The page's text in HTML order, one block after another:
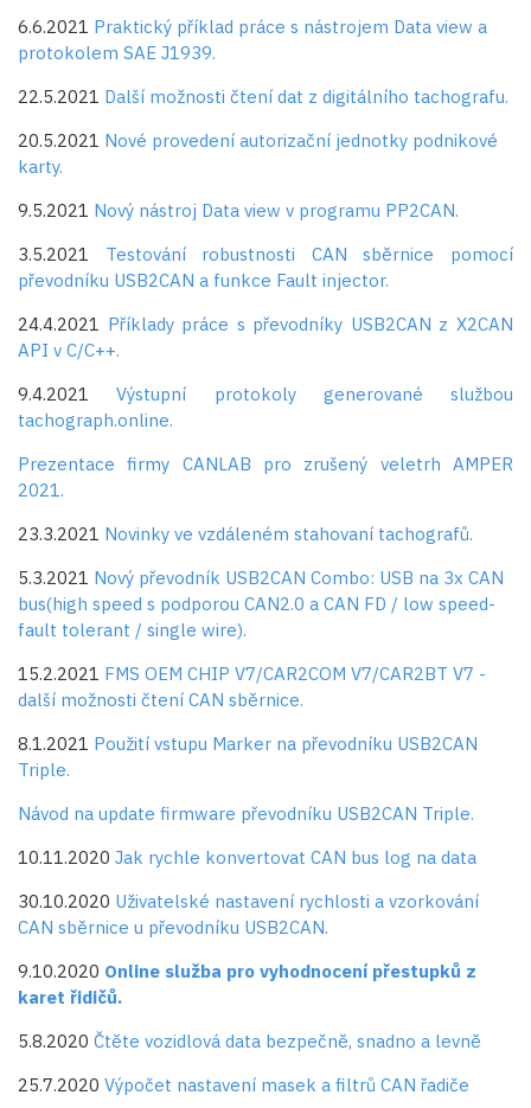
6.6.2021 Praktický příklad práce s nástrojem Data view a
protokolem SAE J1939.
22.5.2021 Další možnosti čtení dat z digitálního tachografu.
20.5.2021 Nové provedení autorizační jednotky podnikové
karty.
9.5.2021 Nový nástroj Data view v programu PP2CAN.
3.5.2021 Testování robustnosti CAN sběrnice pomocí
převodníku USB2CAN a funkce Fault injector.
24.4.2021 Příklady práce s převodníky USB2CAN z X2CAN
API v C/C++.
9.4.2021 Výstupní protokoly generované službou
tachograph.online.
Prezentace firmy CANLAB pro zrušený veletrh AMPER
2021.
23.3.2021 Novinky ve vzdáleném stahovaní tachografů.
5.3.2021 Nový převodník USB2CAN Combo: USB na 3x CAN
bus(high speed s podporou CAN2.0 a CAN FD / low speed-
fault tolerant / single wire).
15.2.2021 FMS OEM CHIP V7/CAR2COM V7/CAR2BT V7 -
další možnosti čtení CAN sběrnice.
8.1.2021 Použití vstupu Marker na převodníku USB2CAN
Triple.
Návod na update firmware převodníku USB2CAN Triple.
10.11.2020 Jak rychle konvertovat CAN bus log na data
30.10.2020 Uživatelské nastavení rychlosti a vzorkování
CAN sběrnice u převodníku USB2CAN.
9.10.2020 Online služba pro vyhodnocení přestupků z
karet řidičů.
5.8.2020 Čtěte vozidlová data bezpečně, snadno a levně
25.7.2020 Výpočet nastavení masek a filtrů CAN řadiče